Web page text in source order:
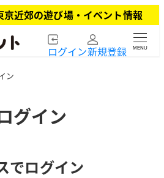
近郊の遊び場・イベント情報
ログイン新規登録 MENU
ン
グイン
でログイン